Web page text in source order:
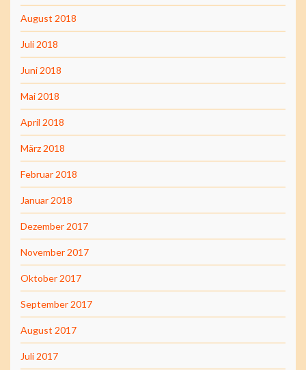
August 2018
Juli 2018
Juni 2018
Mai 2018
April 2018
März 2018
Februar 2018
Januar 2018
Dezember 2017
November 2017
Oktober 2017
September 2017
August 2017
Juli 2017